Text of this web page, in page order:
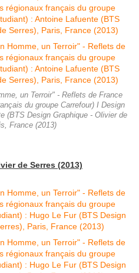
un Terroir" - Reflets de France
du groupe Carrefour) I Design
(BTS Design Graphique - Olivier de
France (2013)
de Serres (2013)